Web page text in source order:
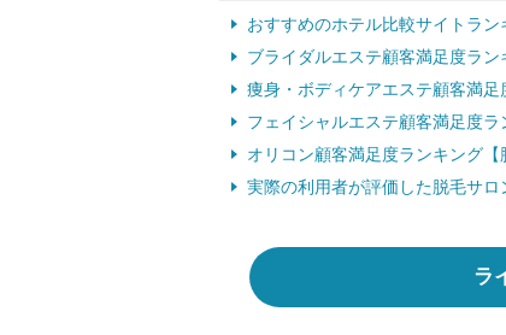
おすすめのホテル比較サイトラン
ブライダルエステ顧客満足度ラン
痩身・ボディケアエステ顧客満足
フェイシャルエステ顧客満足度ラ
オリコン顧客満足度ランキング【
実際の利用者が評価した脱毛サ
ラ